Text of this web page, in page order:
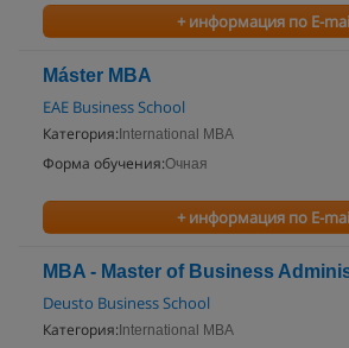
+ информация по E-
Máster MBA
EAE Business School
Категория: International MBA
Форма обучения:Очная
+ информация по E-
MBA - Master of Business
Deusto Business School
Категория: International MBA